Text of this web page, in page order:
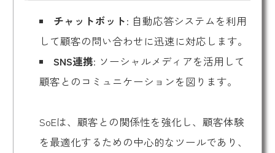
チャットボット: 自動応答システムを利用
して顧客の問い合わせに迅速に対応します。
SNS連携: ソーシャルメディアを活用して
顧客とのコミュニケーションを図ります。
SoEは、顧客との関係性を強化し、顧客体験
を最適化するための中心的なツールであり、